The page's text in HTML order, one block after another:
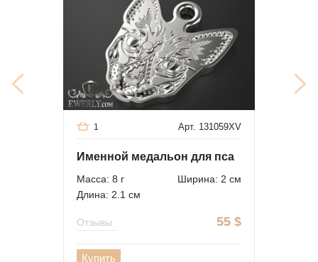
Арт. 131059XV
1
Именной медальон для пса
Масса: 8 г
Ширина: 2 см
Длина: 2.1 см
55 $
Отзывы
Купить